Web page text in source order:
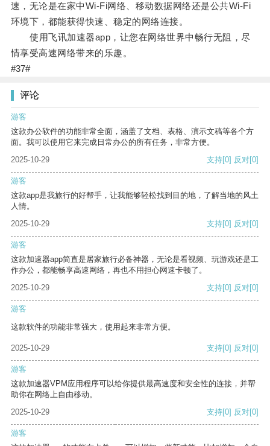
速，无论是在家中Wi-Fi网络、移动数据网络还是公共Wi-Fi
环境下，都能获得快速、稳定的网络连接。
使用飞讯加速器app，让您在网络世界中畅行无阻，尽
情享受高速网络带来的乐趣。
#37#
评论
游客
这款办公软件的功能非常全面，涵盖了文档、表格、演示文稿等各个方
面。我可以使用它来完成日常办公的所有任务，非常方便。
2025-10-29
支持[0] 反对[0]
游客
这款app是我旅行的好帮手，让我能够轻松找到目的地，了解当地的风土
人情。
2025-10-29
支持[0] 反对[0]
游客
这款加速器app简直是居家旅行必备神器，无论是看视频、玩游戏还是工
作办公，都能畅享高速网络，再也不用担心网速卡顿了。
2025-10-29
支持[0] 反对[0]
游客
这款软件的功能非常强大，使用起来非常方便。
2025-10-29 支持[0] 反对[0]
游客
这款加速器VPM应用程序可以给你提供最高速度和安全性的连接，并帮
助你在网络上自由移动。
2025-10-29
支持[0] 反对[0]
游客